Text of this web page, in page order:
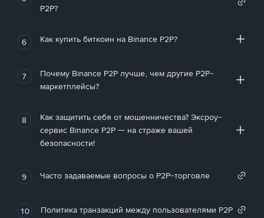
P2P?
6 Как купить биткоин на Binance P2P?
7
Почему Binance P2P лучше, чем другие P2P-
маркетплейсы?
8
Как защитить себя от мошенничества? Эксроу-
сервис Binance P2P — на страже вашей
безопасности!
9 Часто задаваемые вопросы о P2P-торговле
10 Политика транзакций между пользователями P2P